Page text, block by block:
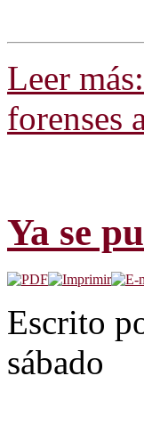
Leer
forenses
Ya se
Escrito
sábado